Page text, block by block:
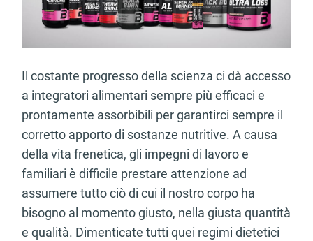
Il costante progresso della scienza ci dà accesso
a integratori alimentari sempre più efficaci e
prontamente assorbibili per garantirci sempre il
corretto apporto di sostanze nutritive. A causa
della vita frenetica, gli impegni di lavoro e
familiari è difficile prestare attenzione ad
assumere tutto ciò di cui il nostro corpo ha
bisogno al momento giusto, nella giusta quantità
e qualità. Dimenticate tutti quei regimi dietetici